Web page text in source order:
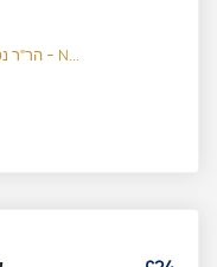
הר"ר נפתלי ברמ"א שלעזינגער - N...